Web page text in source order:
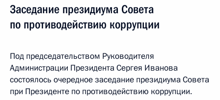
Заседание президиума Совета
по противодействию коррупции
Под председательством Руководителя
Администрации Президента Сергея Иванова
состоялось очередное заседание президиума Совета
при Президенте по противодействию коррупции.